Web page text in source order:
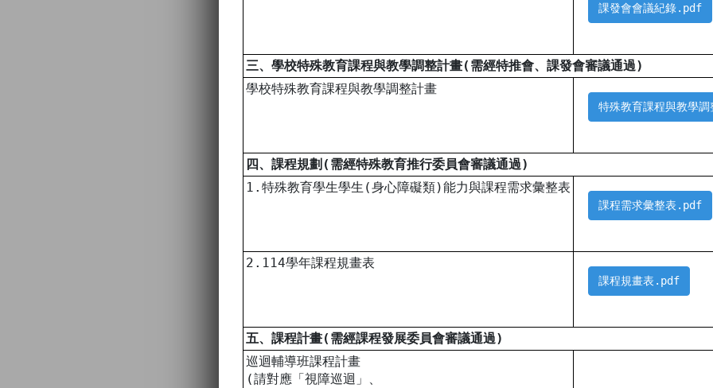
課發會會議紀錄.pdf
三、學校特殊教育課程與教學調整計畫(需經特推會、課發會審議通過)
學校特殊教育課程與教學調整計畫
特殊教育課程與教學
四、課程規劃(需經特殊教育推行委員會審議通過)
1.特殊教育學生學生(身心障礙類)能力與課程需求彙整表
課程需求彙整表.pdf
2.114學年課程規畫表
課程規畫表.pdf
五、課程計畫(需經課程發展委員會審議通過)
巡迴輔導班課程計畫
(請對應「視障巡迴」、